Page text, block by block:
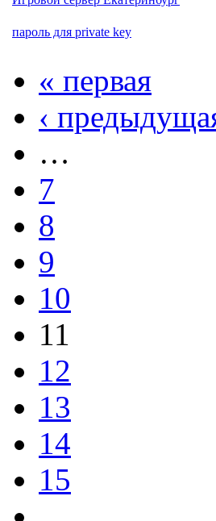
пароль для private key
« первая
‹
…
7
8
9
10
11
12
13
14
15